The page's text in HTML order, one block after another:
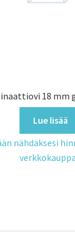
18 mm
Lue lisää
nähdäksesi